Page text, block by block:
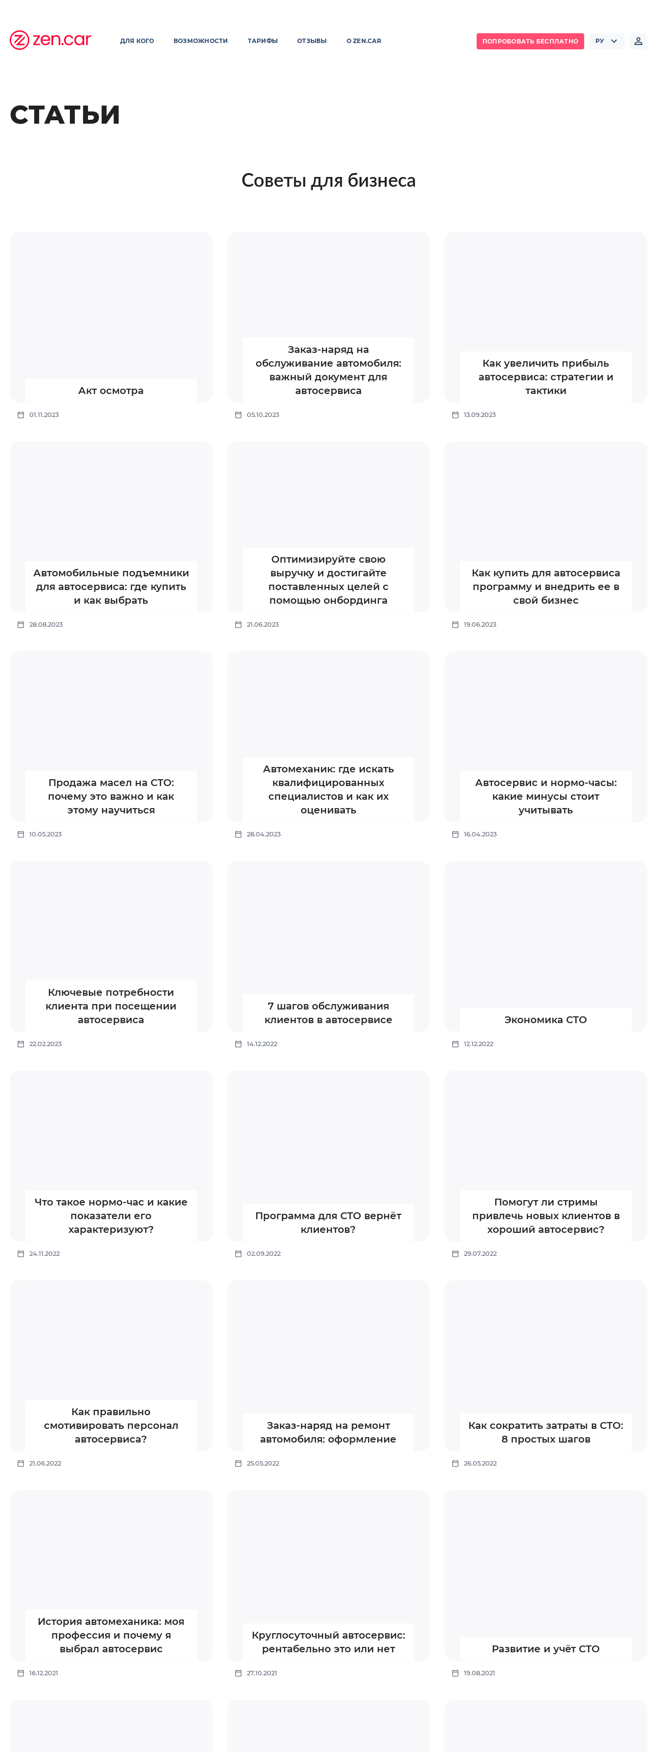
ДЛЯ КОГО ВОЗМОЖНОСТИ ТАРИФЫ ОТЗЫВЫ О ZEN.CAR ПОПРОБОВАТЬ БЕСПЛАТНО РУ
СТАТЬИ
Советы для бизнеса
Акт осмотра
01.11.2023
Заказ-наряд на
обслуживание автомобиля:
важный документ для
автосервиса
05.10.2023
Как увеличить прибыль
автосервиса: стратегии и
тактики
13.09.2023
Автомобильные подъемники
для автосервиса: где купить
и как выбрать
28.08.2023
Оптимизируйте свою
выручку и достигайте
поставленных целей с
помощью онбординга
21.06.2023
Как купить для автосервиса
программу и внедрить ее в
свой бизнес
19.06.2023
Продажа масел на СТО:
почему это важно и как
этому научиться
10.05.2023
Автомеханик: где искать
квалифицированных
специалистов и как их
оценивать
28.04.2023
Автосервис и нормо-часы:
какие минусы стоит
учитывать
16.04.2023
Ключевые потребности
клиента при посещении
автосервиса
22.02.2023
7 шагов обслуживания
клиентов в автосервисе
14.12.2022
Экономика СТО
12.12.2022
Что такое нормо-час и какие
показатели его
характеризуют?
24.11.2022
Программа для СТО вернёт
клиентов?
02.09.2022
Помогут ли стримы
привлечь новых клиентов в
хороший автосервис?
29.07.2022
Как правильно
смотивировать персонал
автосервиса?
21.06.2022
Заказ-наряд на ремонт
автомобиля: оформление
25.05.2022
Как сократить затраты в СТО:
8 простых шагов
26.05.2022
История автомеханика: моя
профессия и почему я
выбрал автосервис
16.12.2021
Круглосуточный автосервис:
рентабельно это или нет
27.10.2021
Развитие и учëт СТО
19.08.2021